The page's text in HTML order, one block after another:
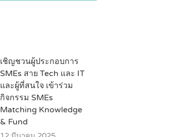
เชิญชวนผู้ประกอบการ
SMEs สาย Tech และ IT
และผู้ที่สนใจ เข้าร่วม
กิจกรรม SMEs
Matching Knowledge
& Fund